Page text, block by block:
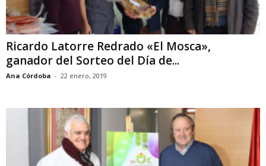
Ricardo Latorre Redrado «El Mosca»,
ganador del Sorteo del Día de...
Ana Córdoba - 22 enero, 2019